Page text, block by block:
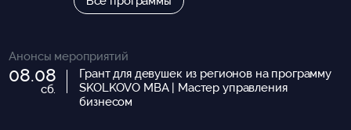
Анонсы мероприятий
08.08
сб.
Грант для девушек из регионов на программу
SKOLKOVO MBA | Мастер управления
бизнесом